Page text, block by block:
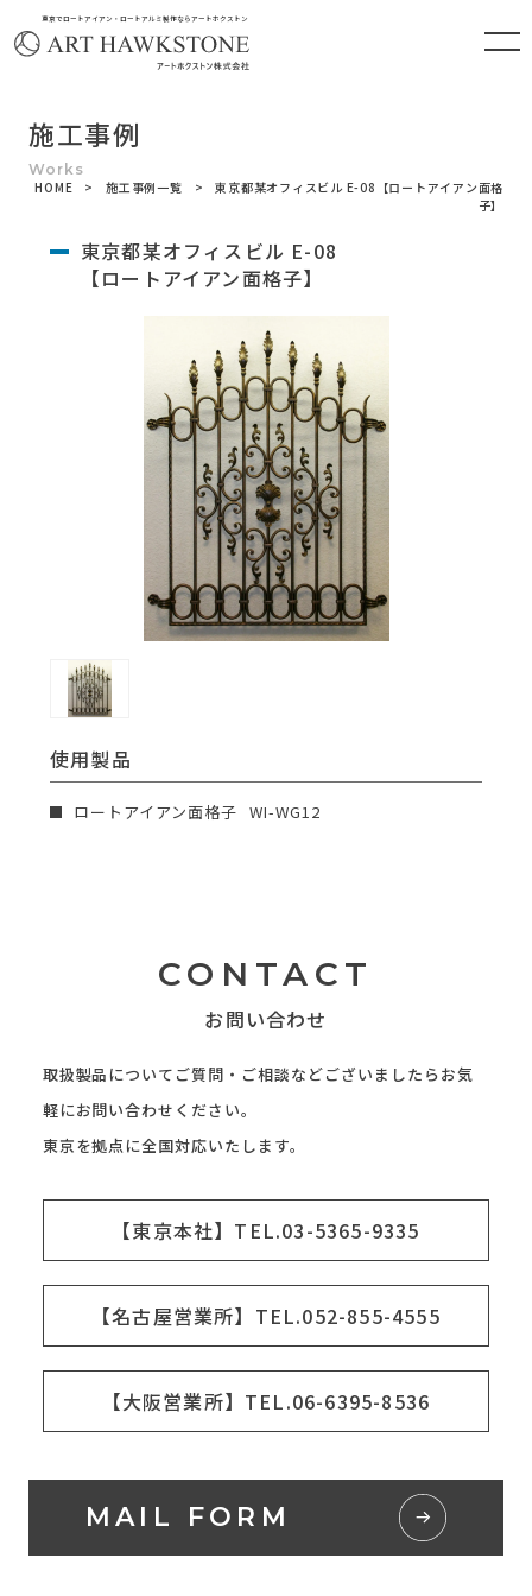
東京でロートアイアン・ロートアルミ製作ならアートホクストン
施工事例
HOME 施工事例一覧
東京都某オフィスビル E-08【ロートアイアン面格
子】
東京都某オフィスビル E-08
【ロートアイアン面格子】
使用製品
ロートアイアン面格子 WI-WG12
CONTACT
お問い合わせ
取扱製品についてご質問・ご相談などございましたらお気
軽にお問い合わせください。
東京を拠点に全国対応いたします。
【東京本社】TEL.03-5365-9335
【名古屋営業所】TEL.052-855-4555
【大阪営業所】TEL.06-6395-8536
MAIL FORM